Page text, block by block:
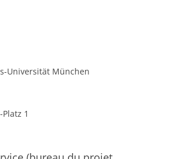
Universität München
1